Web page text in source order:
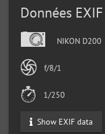
Données EXIF
NIKON D200
f/8/1
1/250
Show EXIF data